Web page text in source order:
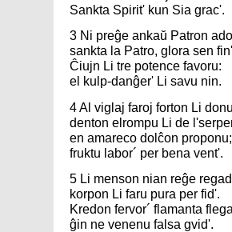
Sankta Spirit' kun Sia grac'.
3 Ni preĝe ankaŭ Patron
sankta la Patro, glora sen
Ĉiujn Li tre potence favoru:
el kulp-danĝer' Li savu nin.
4 Al viglaj faroj forton Li
denton elrompu Li de
en amareco dolĉon proponu;
fruktu labor´ per bena vent'.
5 Li menson nian reĝe
korpon Li faru pura per fid'.
Kredon fervor´ flamanta
ĝin ne venenu falsa gvid'.